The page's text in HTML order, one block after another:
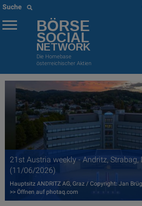
Suche
BÖRSE
SOCIAL
NETWORK
Die Homebase
österreichischer Aktien
21st Austria weekly - Andritz, Strabag,
(11/06/2026)
Hauptsitz ANDRITZ AG, Graz / Copyright: Jan
>> Öffnen auf photaq.com